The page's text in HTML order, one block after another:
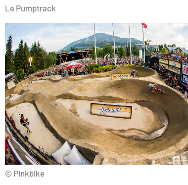
Le Pumptrack
© Pinkbike